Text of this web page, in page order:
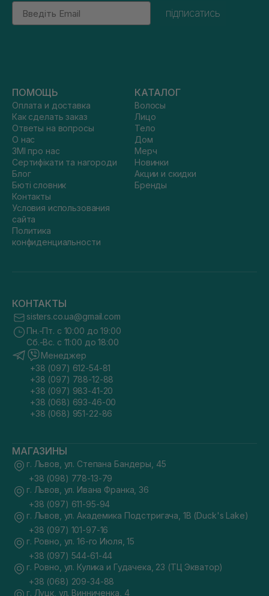
Email
підписатись
ПОМОЩЬ
Оплата и доставка
Как сделать заказ
Ответы на вопросы
О нас
ЗМІ про нас
Сертифікати та нагороди
Блог
Бюті словник
Контакты
Условия использования
сайта
Политика
конфиденциальности
КАТАЛОГ
Волосы
Лицо
Тело
Дом
Мерч
Новинки
Акции и скидки
Бренды
КОНТАКТЫ
sisters.co.ua@gmail.com
Пн.-Пт. с 10:00 до 19:00
Сб.-Вс. с 11:00 до 18:00
Менеджер
+38 (097) 612-54-81
+38 (097) 788-12-88
+38 (097) 983-41-20
+38 (068) 693-46-00
+38 (068) 951-22-86
МАГАЗИНЫ
г. Львов, ул. Степана Бандеры, 45
+38 (098) 778-13-79
г. Львов, ул. Ивана Франка, 36
+38 (097) 611-95-94
г. Львов, ул. Академика Подстригача, 1В (Duck's Lake)
+38 (097) 101-97-16
г. Ровно, ул. 16-го Июля, 15
+38 (097) 544-61-44
г. Ровно, ул. Кулика и Гудачека, 23 (ТЦ Экватор)
+38 (068) 209-34-88
г. Луцк, ул. Винниченка, 4